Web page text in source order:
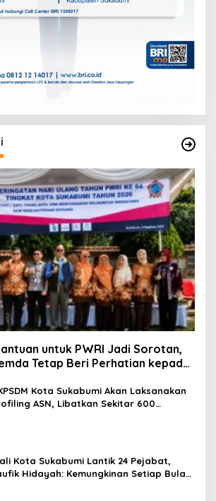
untuk PWRI Jadi Sorotan,
Tetap Beri Perhatian kepada
Kota Sukabumi Akan Laksanakan
ASN, Libatkan Sekitar 600
Kota Sukabumi Lantik 24 Pejabat,
Hidayah: Kemungkinan Setiap Bulan